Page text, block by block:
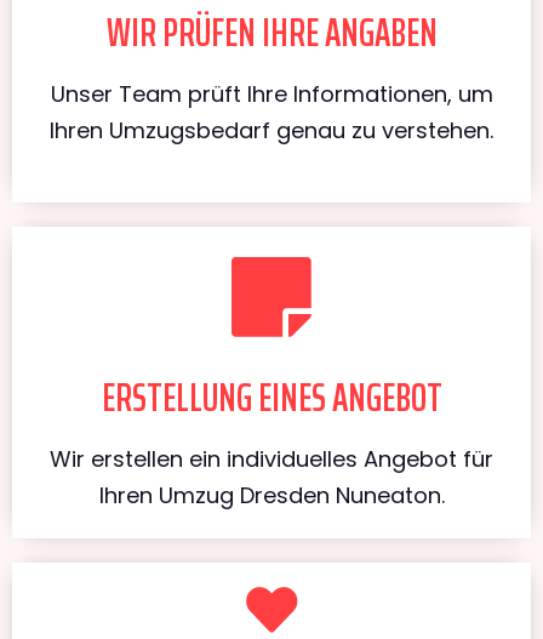
WIR PRÜFEN IHRE ANGABEN
Unser Team prüft Ihre Informationen, um
Ihren Umzugsbedarf genau zu verstehen.
ERSTELLUNG EINES ANGEBOT
Wir erstellen ein individuelles Angebot für
Ihren Umzug Dresden Nuneaton.